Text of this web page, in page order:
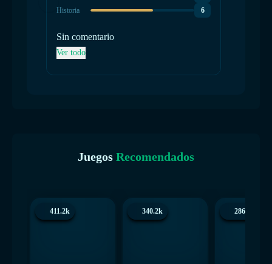
Historia 6
Sin comentario
Ver todo
Juegos Recomendados
411.2k 340.2k 286.4k